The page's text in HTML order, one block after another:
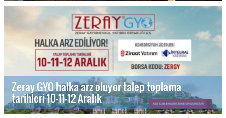
Zeray GYO halka arz oluyor talep toplama
tarihleri 10-11-12 Aralık